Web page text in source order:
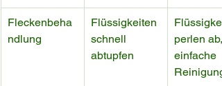
Fleckenbeha
ndlung
Flüssigkeiten
schnell
abtupfen
perlen ab,
einfache
Reinigung